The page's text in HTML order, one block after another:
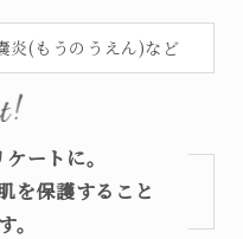
炎(もうのうえん)など
ートに。
を保護すること
。